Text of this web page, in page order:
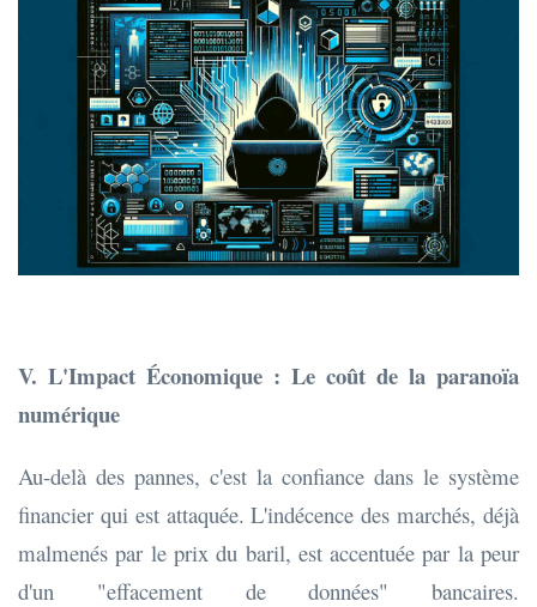
V. L'Impact Économique : Le coût de la paranoïa
numérique
Au-delà des pannes, c'est la confiance dans le système
financier qui est attaquée. L'indécence des marchés, déjà
malmenés par le prix du baril, est accentuée par la peur
d'un "effacement de données" bancaires.